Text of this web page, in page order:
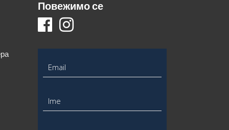
Повежимо се